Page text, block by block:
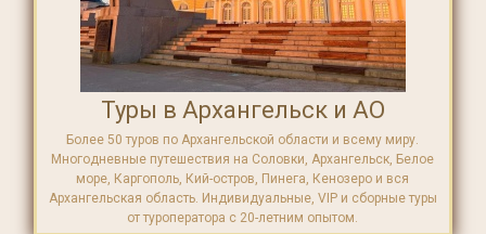
Туры в Архангельск и АО
Более 50 туров по Архангельской области и всему миру.
Многодневные путешествия на Соловки, Архангельск, Белое
море, Каргополь, Кий-остров, Пинега, Кенозеро и вся
Архангельская область. Индивидуальные, VIP и сборные туры
от туроператора с 20-летним опытом.